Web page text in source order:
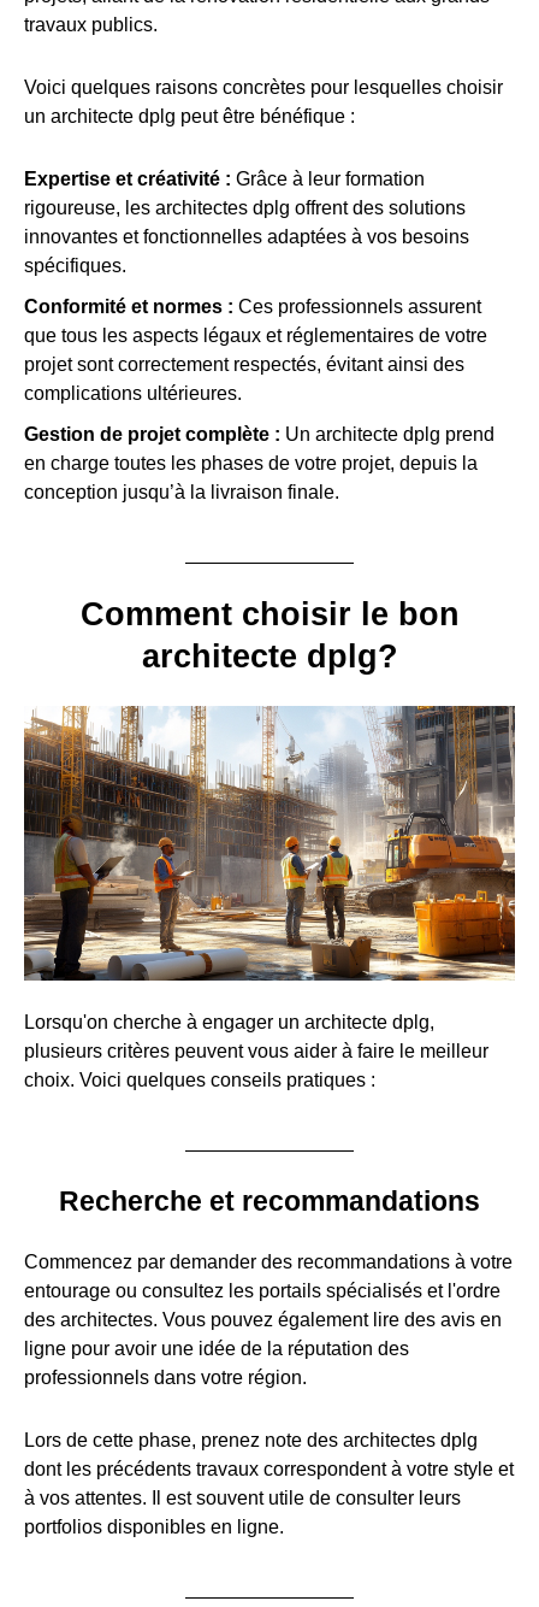
travaux publics.
Voici quelques raisons concrètes pour lesquelles choisir
un architecte dplg peut être bénéfique :
Expertise et créativité : Grâce à leur formation
rigoureuse, les architectes dplg offrent des solutions
innovantes et fonctionnelles adaptées à vos besoins
spécifiques.
Conformité et normes : Ces professionnels assurent
que tous les aspects légaux et réglementaires de votre
projet sont correctement respectés, évitant ainsi des
complications ultérieures.
Gestion de projet complète : Un architecte dplg prend
en charge toutes les phases de votre projet, depuis la
conception jusqu’à la livraison finale.
Comment choisir le bon
architecte dplg?
Lorsqu'on cherche à engager un architecte dplg,
plusieurs critères peuvent vous aider à faire le meilleur
choix. Voici quelques conseils pratiques :
Recherche et recommandations
Commencez par demander des recommandations à votre
entourage ou consultez les portails spécialisés et l'ordre
des architectes. Vous pouvez également lire des avis en
ligne pour avoir une idée de la réputation des
professionnels dans votre région.
Lors de cette phase, prenez note des architectes dplg
dont les précédents travaux correspondent à votre style et
à vos attentes. Il est souvent utile de consulter leurs
portfolios disponibles en ligne.